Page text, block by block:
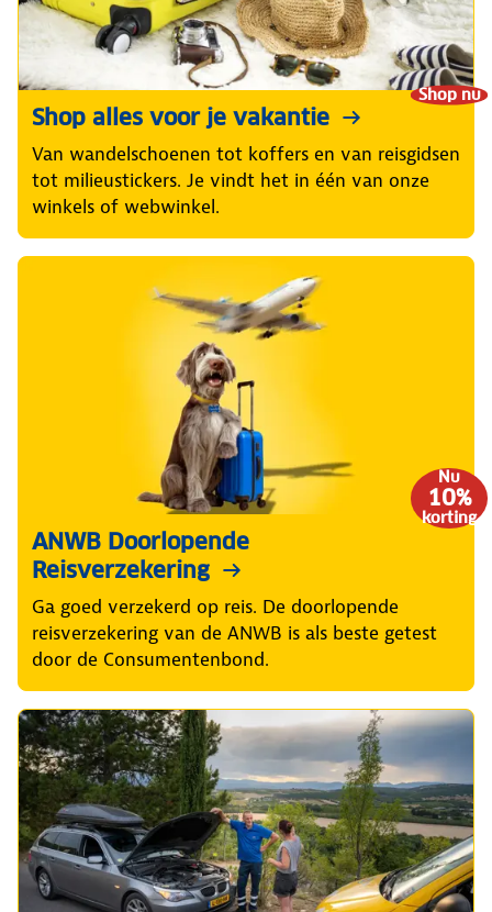
Shop nu
Shop alles voor je vakantie
Van wandelschoenen tot koffers en van reisgidsen
tot milieustickers. Je vindt het in één van onze
winkels of webwinkel.
Nu
10%
korting
ANWB Doorlopende
Reisverzekering
Ga goed verzekerd op reis. De doorlopende
reisverzekering van de ANWB is als beste getest
door de Consumentenbond.